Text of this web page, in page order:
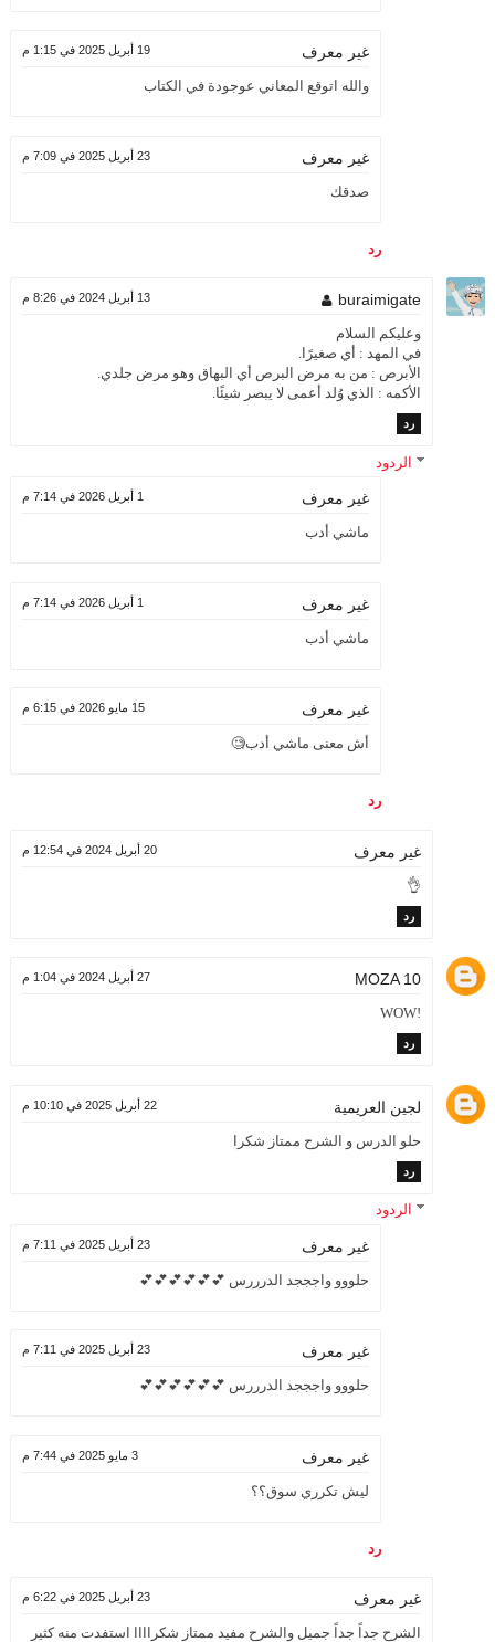
غير معرف 19 أبريل 2025 في 1:15 م
والله اتوقع المعاني عوجودة في الكتاب
غير معرف 23 أبريل 2025 في 7:09 م
صدقك
رد
buraimigate 13 أبريل 2024 في 8:26 م
وعليكم السلام
في المهد : أي صغيرًا.
الأبرص : من به مرض البرص أي البهاق وهو مرض جلدي.
الأكمه : الذي وُلد أعمى لا يبصر شيئًا.
رد
الردود
غير معرف 1 أبريل 2026 في 7:14 م
ماشي أدب
غير معرف 1 أبريل 2026 في 7:14 م
ماشي أدب
غير معرف 15 مايو 2026 في 6:15 م
أش معنى ماشي أدب🧐
رد
غير معرف 20 أبريل 2024 في 12:54 م
👌
رد
MOZA 10 27 أبريل 2024 في 1:04 م
!WOW
رد
لجين العريمية 22 أبريل 2025 في 10:10 م
حلو الدرس و الشرح ممتاز شكرا
رد
الردود
غير معرف 23 أبريل 2025 في 7:11 م
حلووو واجججد الدرررس 💕💕💕💕💕💕
غير معرف 23 أبريل 2025 في 7:11 م
حلووو واجججد الدرررس 💕💕💕💕💕💕
غير معرف 3 مايو 2025 في 7:44 م
ليش تكرري سوق؟؟
رد
غير معرف 23 أبريل 2025 في 6:22 م
الشرح جداً جداً جميل والشرح مفيد ممتاز شكراااا استفدت منه كثير